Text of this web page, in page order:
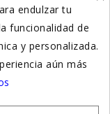
endulzar tu
funcionalidad de
y personalizada.
aún más